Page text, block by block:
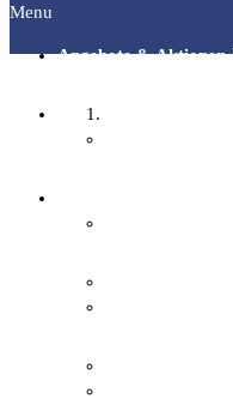
Angebote & Aktionen
Menu